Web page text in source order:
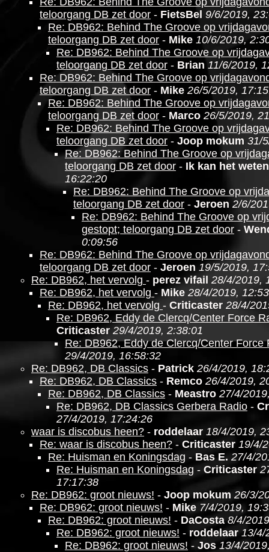
teloorgang DB zet door - FietsBel 9/6/2019,
Re: DB962: Behind The Groove op
teloorgang DB zet door - Mike 10/6/2019,
Re: DB962: Behind The Groove op
teloorgang DB zet door - Brian 11/6/2019,
Re: DB962: Behind The Groove op
teloorgang DB zet door - Mike 26/5/2019,
Re: DB962: Behind The Groove op
teloorgang DB zet door - Marco 26/5/2019,
Re: DB962: Behind The Groove op
teloorgang DB zet door - Joop mokum 31/
Re: DB962: Behind The Groove op
teloorgang DB zet door - Ik kan het weten
16:22:20
Re: DB962: Behind The Groove op
teloorgang DB zet door - Jeroen 2/6/
Re: DB962: Behind The Groove op
gestopt; teloorgang DB zet door -
0:09:56
Re: DB962: Behind The Groove op
teloorgang DB zet door - Jeroen 19/5/2019,
Re: DB962, het vervolg - perez vifail 28/4/2019,
Re: DB962, het vervolg - Mike 28/4/2019,
Re: DB962, het vervolg - Criticaster 28/4/
Re: DB962, Eddy de Clercq/Center Force
Criticaster 29/4/2019, 2:38:01
Re: DB962, Eddy de Clercq/Center Force
29/4/2019, 16:58:32
Re: DB962, DB Classics - Patrick 26/4/2019,
Re: DB962, DB Classics - Remco 26/4/2019,
Re: DB962, DB Classics - Meastro 27/4/
Re: DB962, DB Classics Gerbera Radio -
27/4/2019, 17:24:26
waar is discobus heen? - roddelaar 18/4/2019,
Re: waar is discobus heen? - Criticaster 19/4/
Re: Huisman en Koningsdag - Bas E. 27/4/
Re: Huisman en Koningsdag - Criticaster
17:17:38
Re: DB962: groot nieuws! - Joop mokum 26/3/
Re: DB962: groot nieuws! - Mike 7/4/2019,
Re: DB962: groot nieuws! - DaCosta 8/4/
Re: DB962: groot nieuws! - roddelaar 13/4/
Re: DB962: groot nieuws! - Jos 13/4/